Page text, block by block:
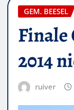
GEM. BEESEL
Finale
2014
ruiver